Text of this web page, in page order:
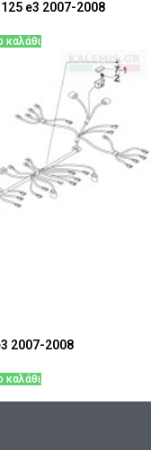
e3 2007-2008
καλάθι
2007-2008
καλάθι